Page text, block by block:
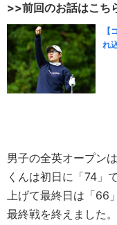
>>前回のお話はこち
れ
男子の全英オープン
くんは初日に「74」
上げて最終日は「66
最終戦を終えました